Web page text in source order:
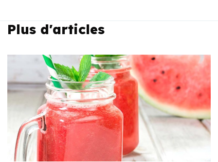
Plus d'articles